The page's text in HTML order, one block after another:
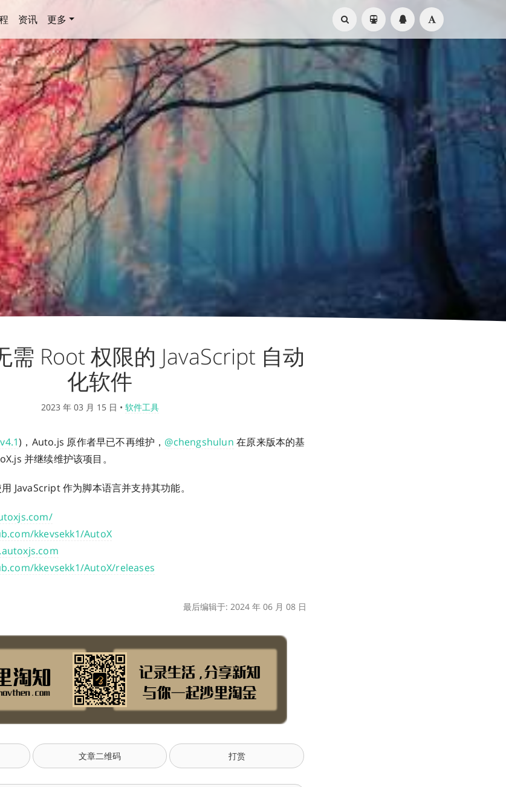
资讯 更多
需 Root 权限的 JavaScript 自动
化软件
2023 年 03 月 15 日 • 软件工具
)，Auto.js 原作者早已不再维护， @chengshulun 在原来版本的基
并继续维护该项目。
JavaScript 作为脚本语言并支持其功能。
kkevsekk1/AutoX
kkevsekk1/AutoX/releases
最后编辑于: 2024 年 06 月 08 日
文章二维码 打赏